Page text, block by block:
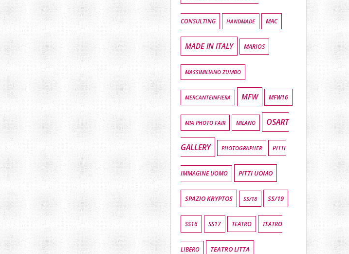
CONSULTING HANDMADE MAC
MADE IN ITALY MARIOS
MASSIMILIANO ZUMBO
MERCANTEINFIERA MFW MFW16
MIA PHOTO FAIR MILANO OSART
GALLERY PHOTOGRAPHER PITTI
IMMAGINE UOMO PITTI UOMO
SPAZIO KRYPTOS SS/18 SS/19
SS16 SS17 TEATRO TEATRO
LIBERO TEATRO LITTA